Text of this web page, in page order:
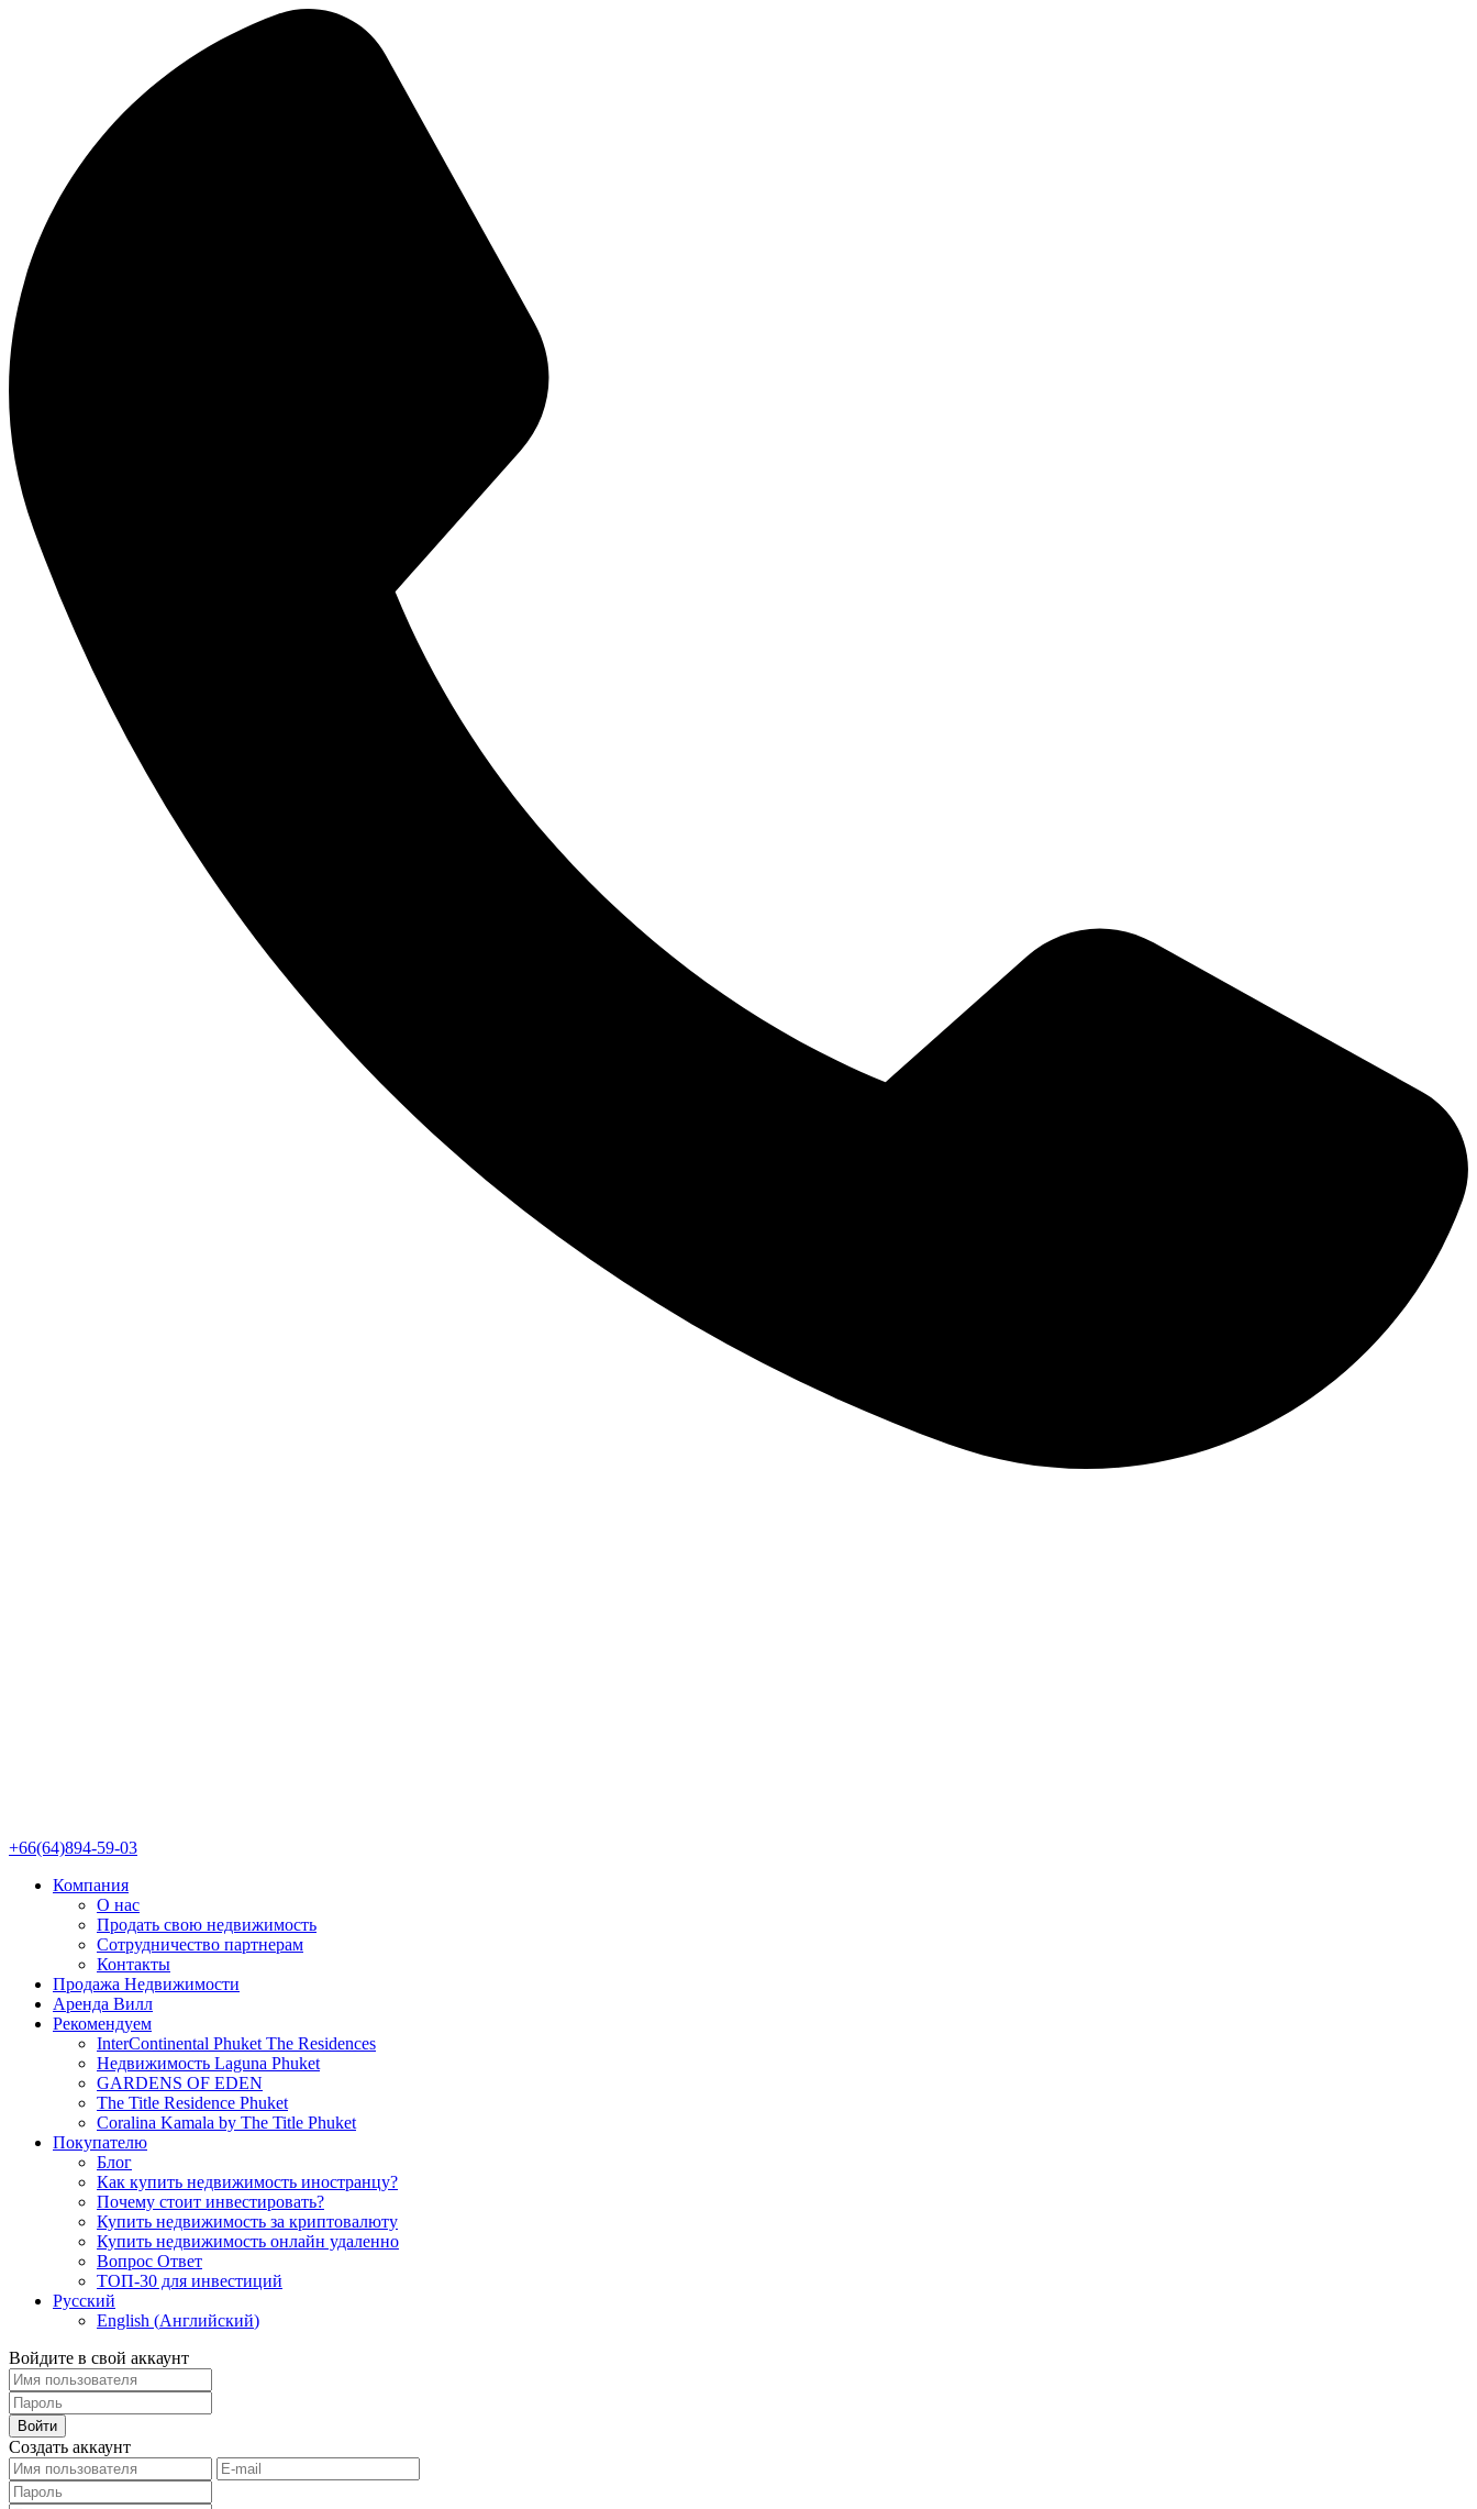
+66(64)894-59-03
Компания
О нас
Продать свою недвижимость
Сотрудничество партнерам
Контакты
Продажа Недвижимости
Аренда Вилл
Рекомендуем
InterContinental Phuket The Residences
Недвижимость Laguna Phuket
GARDENS OF EDEN
The Title Residence Phuket
Coralina Kamala by The Title Phuket
Покупателю
Блог
Как купить недвижимость иностранцу?
Почему стоит инвестировать?
Купить недвижимость за криптовалюту
Купить недвижимость онлайн удаленно
Вопрос Ответ
ТОП-30 для инвестиций
Русский
English (Английский)
Войдите в свой аккаунт
Войти
Создать аккаунт